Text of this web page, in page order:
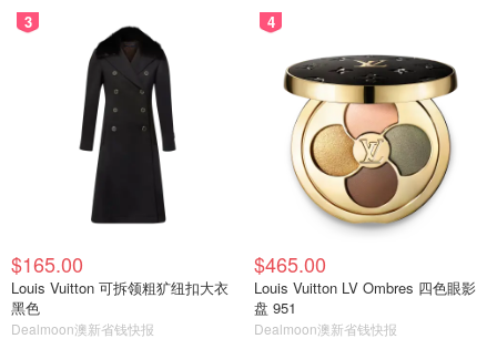
3
$165.00
Louis Vuitton 可拆领粗犷纽扣大衣
黑色
Dealmoon澳新省钱快报
4
$465.00
Louis Vuitton LV Ombres 四色眼影
盘 951
Dealmoon澳新省钱快报